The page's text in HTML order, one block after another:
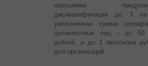
нарушение
дисквалификация до 3
увеличенная сумма
должностных лиц – до 50
рублей, и до 1 миллиона
для организаций.